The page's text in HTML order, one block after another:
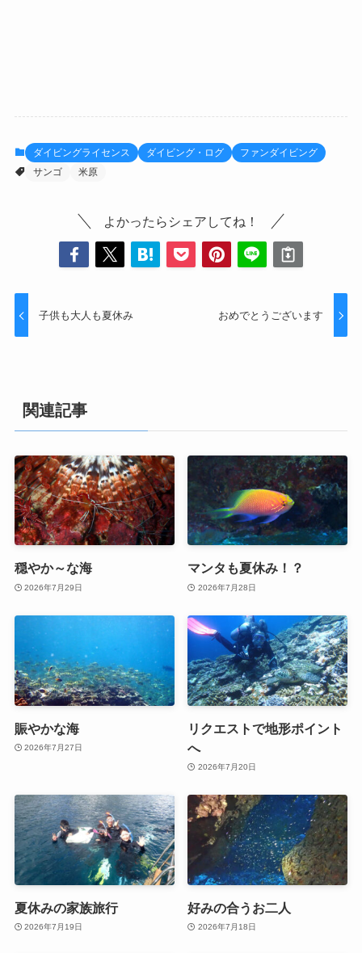
ダイビングライセンス ダイビング・ログ
ファンダイビング
サンゴ
米原
よかったらシェアしてね！
子供も大人も夏休み おめでとうございます
関連記事
穏やか～な海
2026年7月29日
マンタも夏休み！？
2026年7月28日
賑やかな海
2026年7月27日
リクエストで地形ポイント
へ
2026年7月20日
夏休みの家族旅行
2026年7月19日
好みの合うお二人
2026年7月18日